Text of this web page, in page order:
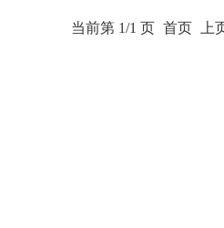
当前第 1/1 页 首页 上